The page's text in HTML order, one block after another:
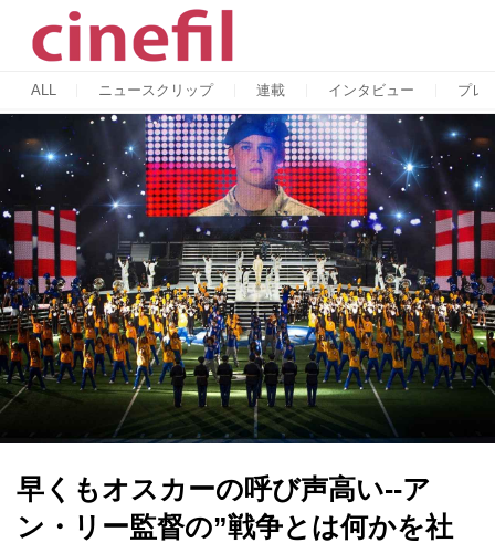
ALL ニュースクリップ 連載 インタビュー プレ
早くもオスカーの呼び声高い--ア
ン・リー監督の”戦争とは何かを社